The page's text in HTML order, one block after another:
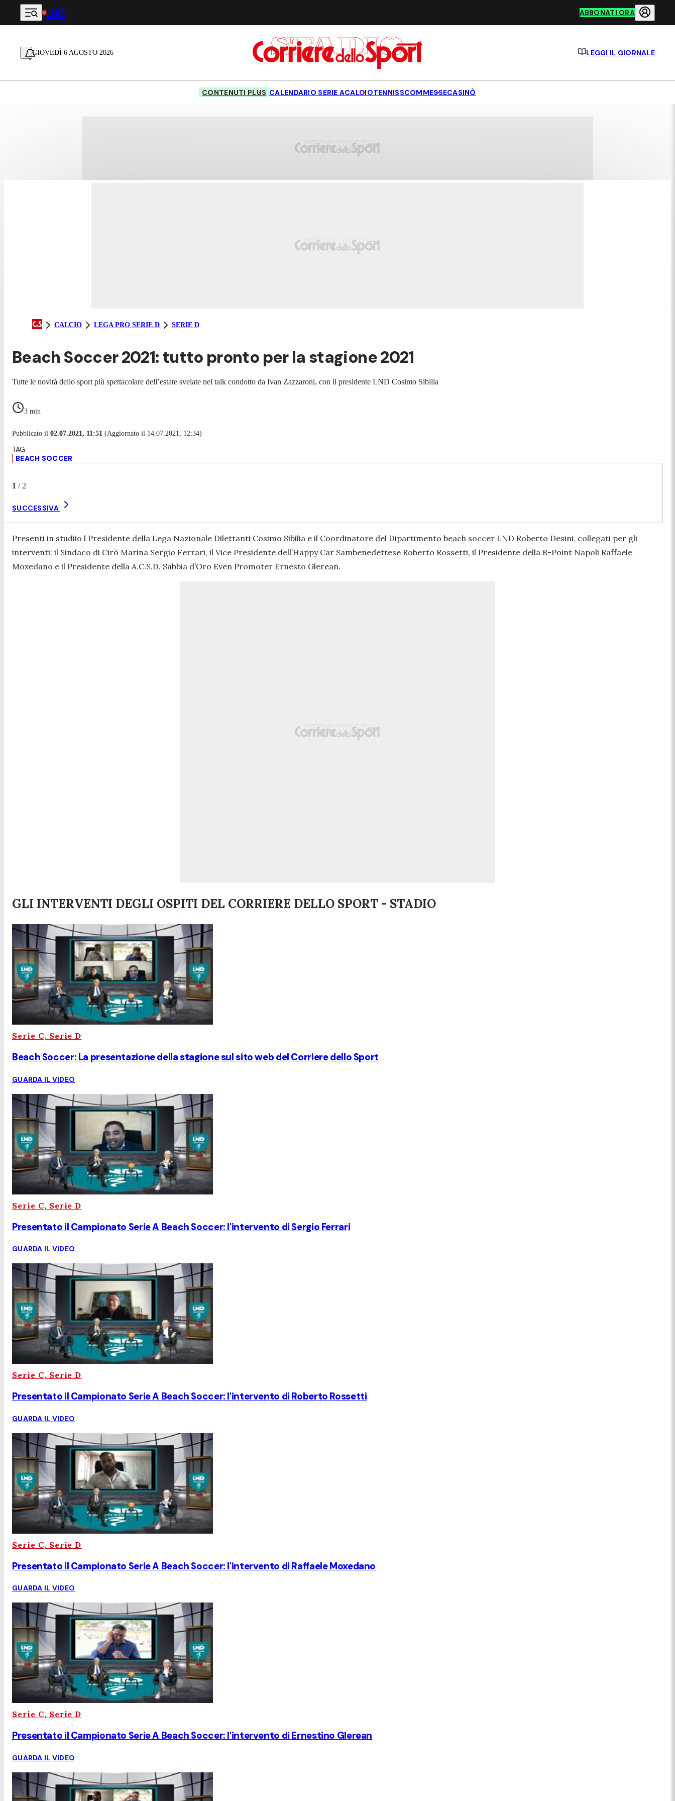
Vai al contenuto principale
LIVE ABBONATI ORA
GIOVEDÌ 6 AGOSTO 2026 LEGGI IL GIORNALE
CONTENUTI PLUS CALENDARIO SERIE ACALCIOTENNISSCOMMESSECASINÒ
CALCIO LEGA PRO SERIE D SERIE D
Beach Soccer 2021: tutto pronto per la stagione 2021
Tutte le novità dello sport più spettacolare dell’estate svelate nel talk condotto da Ivan Zazzaroni, con il presidente LND Cosimo Sibilia
3 min
Pubblicato il 02.07.2021, 11:51 (Aggiornato il 14.07.2021, 12:34)
BEACH SOCCER
1 / 2
SUCCESSIVA
Presenti in studiio l Presidente della Lega Nazionale Dilettanti Cosimo Sibilia e il Coordinatore del Dipartimento beach soccer LND Roberto Desini, collegati per gli
interventi: il Sindaco di Cirò Marina Sergio Ferrari, il Vice Presidente dell’Happy Car Sambenedettese Roberto Rossetti, il Presidente della B-Point Napoli Raffaele
Moxedano e il Presidente della A.C.S.D. Sabbia d’Oro Even Promoter Ernesto Glerean.
GLI INTERVENTI DEGLI OSPITI DEL CORRIERE DELLO SPORT - STADIO
Serie C, Serie D
Beach Soccer: La presentazione della stagione sul sito web del Corriere dello Sport
GUARDA IL VIDEO
Serie C, Serie D
Presentato il Campionato Serie A Beach Soccer: l'intervento di Sergio Ferrari
GUARDA IL VIDEO
Serie C, Serie D
Presentato il Campionato Serie A Beach Soccer: l'intervento di Roberto Rossetti
GUARDA IL VIDEO
Serie C, Serie D
Presentato il Campionato Serie A Beach Soccer: l'intervento di Raffaele Moxedano
GUARDA IL VIDEO
Serie C, Serie D
Presentato il Campionato Serie A Beach Soccer: l'intervento di Ernestino Glerean
GUARDA IL VIDEO